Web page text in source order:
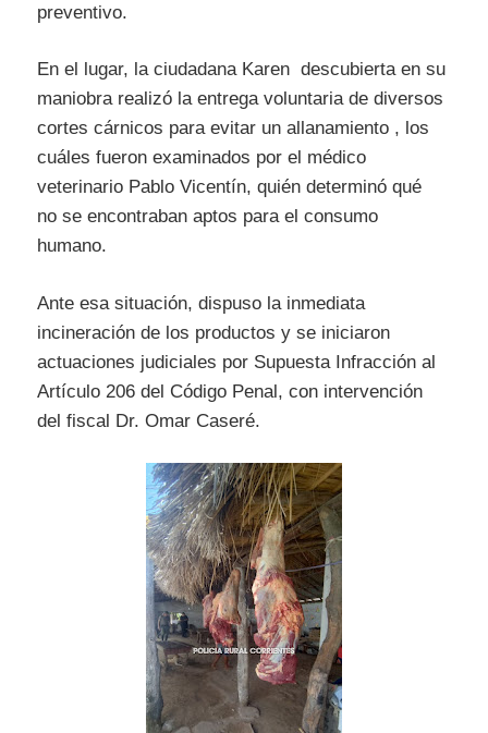
preventivo.
En el lugar, la ciudadana Karen descubierta en su
maniobra realizó la entrega voluntaria de diversos
cortes cárnicos para evitar un allanamiento , los
cuáles fueron examinados por el médico
veterinario Pablo Vicentín, quién determinó qué
no se encontraban aptos para el consumo
humano.
Ante esa situación, dispuso la inmediata
incineración de los productos y se iniciaron
actuaciones judiciales por Supuesta Infracción al
Artículo 206 del Código Penal, con intervención
del fiscal Dr. Omar Caseré.